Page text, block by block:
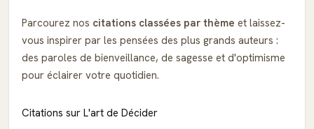
Parcourez nos citations classées par thème et laissez-
vous inspirer par les pensées des plus grands auteurs :
des paroles de bienveillance, de sagesse et d'optimisme
pour éclairer votre quotidien.
Citations sur L'art de Décider